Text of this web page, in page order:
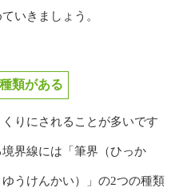
いきましょう。
類がある
くりにされることが多いです
界線には「筆界（ひっか
うけんかい）」の2つの種類